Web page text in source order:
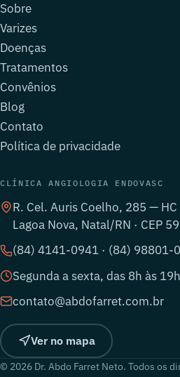
Sobre
Varizes
Doenças
Tratamentos
Convênios
Blog
Contato
Política de privacidade
CLÍNICA ANGIOLOGIA ENDOVASC
R. Cel. Auris Coelho, 285 —
Lagoa Nova, Natal/RN · CEP
(84) 4141-0941 · (84) 98801-
Segunda a sexta, das 8h às 19h
contato@abdofarret.com.br
Ver no mapa
© 2026 Dr. Abdo Farret Neto. Todos os